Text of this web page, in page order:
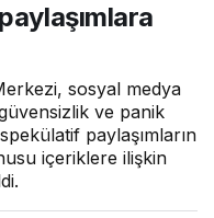
panikl
eten
soruşt
urma!
sosyal medya
ve panik
paylaşımların
içeriklere ilişkin